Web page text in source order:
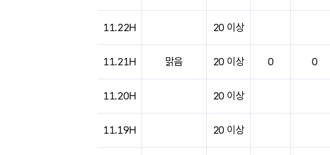
11.22H 20 이상
11.21H 맑음 20 이상 0 0
11.20H 20 이상
11.19H 20 이상